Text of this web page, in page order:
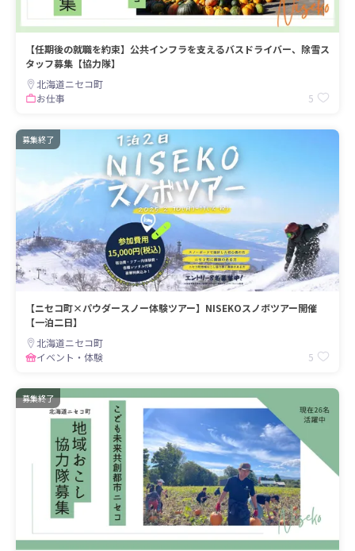
【任期後の就職を約束】公共インフラを支えるバスドライバー、除雪ス
タッフ募集【協力隊】
北海道ニセコ町
お仕事
5
募集終了
【ニセコ町×パウダースノー体験ツアー】NISEKOスノボツアー開催
【一泊二日】
北海道ニセコ町
イベント・体験
5
募集終了